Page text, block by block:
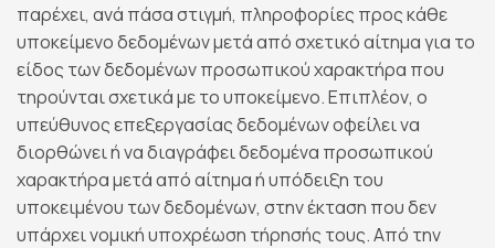
παρέχει, ανά πάσα στιγμή, πληροφορίες προς κάθε
υποκείμενο δεδομένων μετά από σχετικό αίτημα για το
είδος των δεδομένων προσωπικού χαρακτήρα που
τηρούνται σχετικά με το υποκείμενο. Επιπλέον, ο
υπεύθυνος επεξεργασίας δεδομένων οφείλει να
διορθώνει ή να διαγράφει δεδομένα προσωπικού
χαρακτήρα μετά από αίτημα ή υπόδειξη του
υποκειμένου των δεδομένων, στην έκταση που δεν
υπάρχει νομική υποχρέωση τήρησής τους. Από την